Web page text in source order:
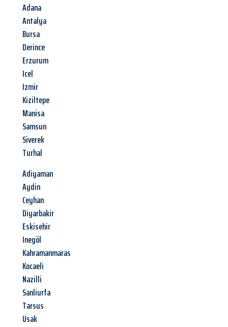
Adana
Antalya
Bursa
Derince
Erzurum
Icel
Izmir
Kiziltepe
Manisa
Samsun
Siverek
Turhal
Adiyaman
Aydin
Ceyhan
Diyarbakir
Eskisehir
Inegöl
Kahramanmaras
Kocaeli
Nazilli
Sanliurfa
Tarsus
Usak